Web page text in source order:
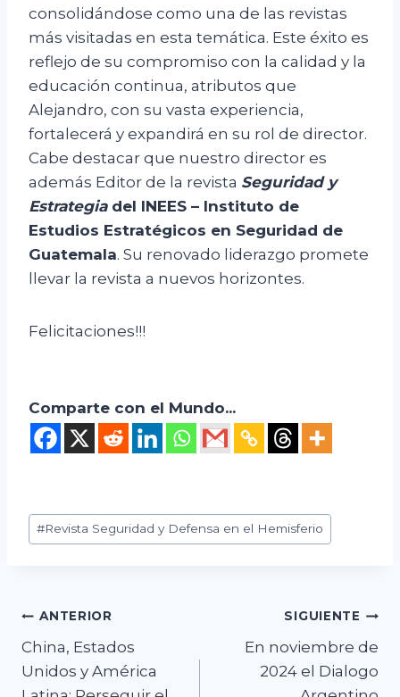
consolidándose como una de las revistas
más visitadas en esta temática. Este éxito es
reflejo de su compromiso con la calidad y la
educación continua, atributos que
Alejandro, con su vasta experiencia,
fortalecerá y expandirá en su rol de director.
Cabe destacar que nuestro director es
además Editor de la revista Seguridad y
Estrategiadel INEES – Instituto de
Estudios Estratégicos en Seguridad de
Guatemala. Su renovado liderazgo promete
llevar la revista a nuevos horizontes.
Felicitaciones!!!
Comparte con el Mundo...
Etiquetas
de
#Revista Seguridad y Defensa en el Hemisferio
Navegación
de
ANTERIOR
China, Estados
Unidos y América
SIGUIENTE
En noviembre de
2024 el Dialogo